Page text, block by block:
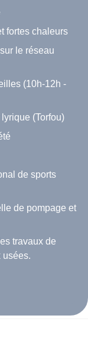
fortes chaleurs
le réseau
(10h-12h -
(Torfou)
de sports
de pompage et
travaux de
usées.